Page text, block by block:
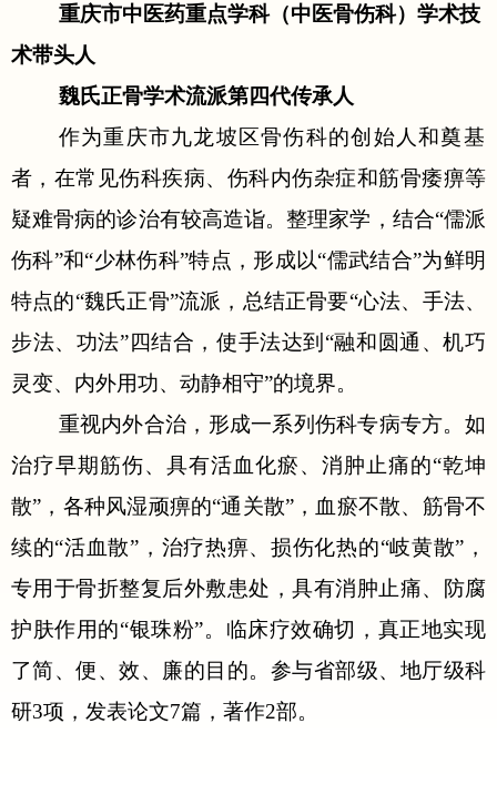
重庆市中医药重点学科（中医骨伤科）学术技
术带头人
魏氏正骨学术流派第四代传承人
作为重庆市九龙坡区骨伤科的创始人和奠基
者，在常见伤科疾病、伤科内伤杂症和筋骨痿痹等
疑难骨病的诊治有较高造诣。整理家学，结合“儒派
伤科”和“少林伤科”特点，形成以“儒武结合”为鲜明
特点的“魏氏正骨”流派，总结正骨要“心法、手法、
步法、功法”四结合，使手法达到“融和圆通、机巧
灵变、内外用功、动静相守”的境界。
重视内外合治，形成一系列伤科专病专方。如
治疗早期筋伤、具有活血化瘀、消肿止痛的“乾坤
散”，各种风湿顽痹的“通关散”，血瘀不散、筋骨不
续的“活血散”，治疗热痹、损伤化热的“岐黄散”，
专用于骨折整复后外敷患处，具有消肿止痛、防腐
护肤作用的“银珠粉”。临床疗效确切，真正地实现
了简、便、效、廉的目的。参与省部级、地厅级科
研3项，发表论文7篇，著作2部。